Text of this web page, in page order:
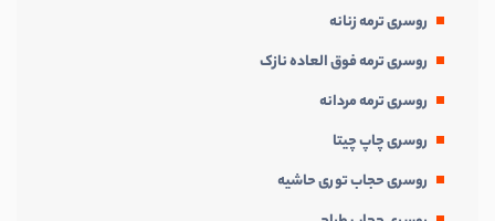
روسری ترمه زنانه
روسری ترمه فوق العاده نازک
روسری ترمه مردانه
روسری چاپ چیتا
روسری حجاب توری حاشیه